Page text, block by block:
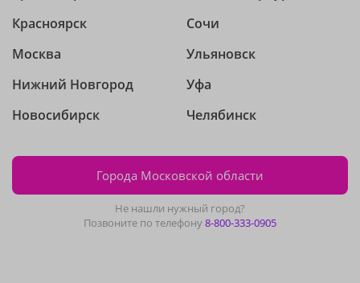
Красноярск
Москва
Нижний Новгород
Новосибирск
Сочи
Ульяновск
Уфа
Челябинск
Города Московской области
Не нашли нужный город?
Позвоните по телефону8-800-333-0905